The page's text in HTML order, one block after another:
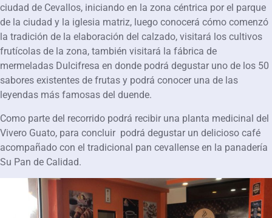
ciudad de Cevallos, iniciando en la zona céntrica por el parque
de la ciudad y la iglesia matriz, luego conocerá cómo comenzó
la tradición de la elaboración del calzado, visitará los cultivos
frutícolas de la zona, también visitará la fábrica de
mermeladas Dulcifresa en donde podrá degustar uno de los 50
sabores existentes de frutas y podrá conocer una de las
leyendas más famosas del duende.
Como parte del recorrido podrá recibir una planta medicinal del
Vivero Guato, para concluir podrá degustar un delicioso café
acompañado con el tradicional pan cevallense en la panadería
Su Pan de Calidad.